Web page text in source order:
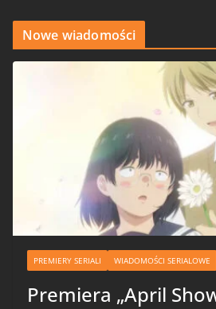
Nowe wiadomości
PREMIERY SERIALI WIADOMOŚCI SERIALOWE
Premiera „April